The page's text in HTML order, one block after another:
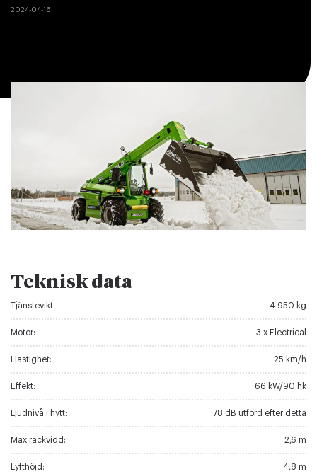
2024-04-16
Teknisk data
Tjänstevikt: 4 950 kg
Motor: 3 x Electrical
Hastighet: 25 km/h
Effekt: 66 kW/90 hk
Ljudnivå i hytt: 78 dB utförd efter detta
Max räckvidd: 2,6 m
Lyfthöjd: 4,8 m